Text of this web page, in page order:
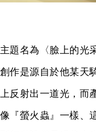
題名為〈臉上的光
作是源自於他某天
反射出一道光，而
『螢火蟲』一樣、